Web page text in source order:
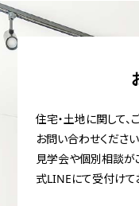
住宅・土地に関して、
お問い合わせください
見学会や個別相談が
式LINEにて受付けて